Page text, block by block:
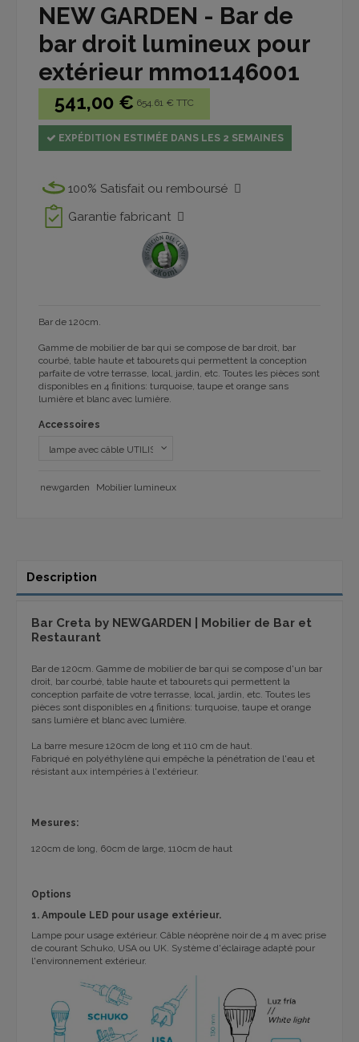
NEW GARDEN - Bar de
bar droit lumineux pour
extérieur mmo1146001
541,00 € 654.61 € TTC
EXPÉDITION ESTIMÉE DANS LES 2 SEMAINES
100% Satisfait ou remboursé
Garantie fabricant
Bar de 120cm.
Gamme de mobilier de bar qui se compose de bar droit, bar
courbé, table haute et tabourets qui permettent la conception
parfaite de votre terrasse, local, jardin, etc. Toutes les pièces sont
disponibles en 4 finitions: turquoise, taupe et orange sans
lumière et blanc avec lumière.
Accessoires
newgarden Mobilier lumineux
Description
Bar Creta by NEWGARDEN | Mobilier de Bar et
Restaurant
Bar de 120cm. Gamme de mobilier de bar qui se compose d'un bar
droit, bar courbé, table haute et tabourets qui permettent la
conception parfaite de votre terrasse, local, jardin, etc. Toutes les
pièces sont disponibles en 4 finitions: turquoise, taupe et orange
sans lumière et blanc avec lumière.
La barre mesure 120cm de long et 110 cm de haut.
Fabriqué en polyéthylène qui empêche la pénétration de l'eau et
résistant aux intempéries à l'extérieur.
Mesures:
120cm de long 60cm de large , 110cm de haut
Options
1. Ampoule LED pour usage extérieur.
Lampe pour usage extérieur. Câble néoprène noir de 4 m avec prise
de courant Schuko, USA ou UK. Système d'éclairage adapté pour
l'environnement extérieur.